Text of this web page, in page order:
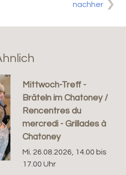
nachher
Mittwoch-Treff -
Bräteln im Chatoney /
Rencentres du
mercredi - Grillades à
Chatoney
Mi. 26.08.2026, 14.00 bis
17.00 Uhr